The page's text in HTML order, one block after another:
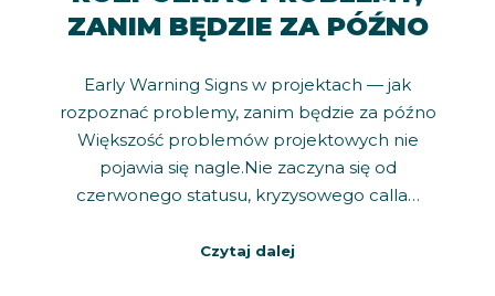
ZANIM BĘDZIE ZA PÓŹNO
Early Warning Signs w projektach — jak
rozpoznać problemy, zanim będzie za późno
Większość problemów projektowych nie
pojawia się nagle.Nie zaczyna się od
czerwonego statusu, kryzysowego calla…
Czytaj dalej